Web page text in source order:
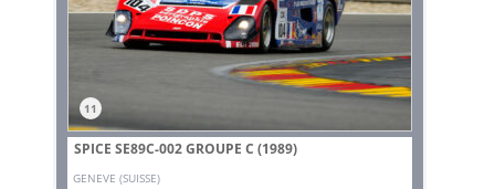
11
SPICE SE89C-002 GROUPE C (1989)
GENEVE (SUISSE)